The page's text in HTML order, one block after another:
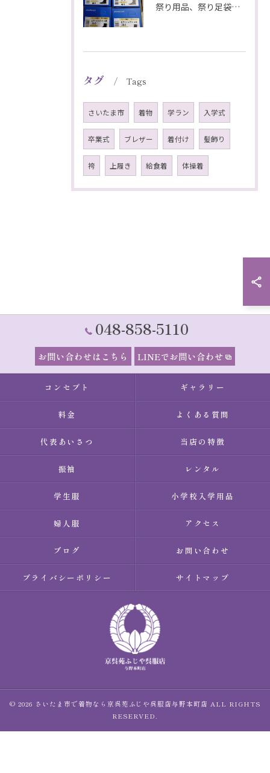
祭り用品、祭り足袋特価販売中
タグ Tags
さいたま市 着物 学ラン 入学式
卒業式 ブレザー 着付け 髪飾り
袴 上履き 給食着 体操着
048-858-5110
お問い合わせはこちら LINEでお問い合わせ
コンセプト ギャラリー
料金 よくある質問
代表あいさつ 当店の特徴
振袖 レンタル
学生服 小学校入学用品
婦人服 アクセス
ブログ お問い合わせ
プライバシーポリシー サイトマップ
© 2026 さいたま市で着物なら京呉苑ふじや呉服店与野本町店 ALL RIGHTS
RESERVED.